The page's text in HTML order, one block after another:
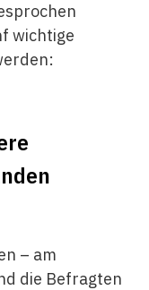
wichtige
– am
die Befragten